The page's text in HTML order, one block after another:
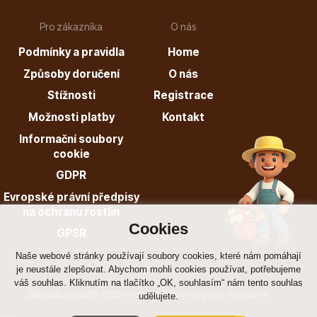
Cookies
Naše webové stránky používají soubory cookies, které nám pomáhají
je neustále zlepšovat. Abychom mohli cookies používat, potřebujeme
váš souhlas. Kliknutím na tlačítko „OK, souhlasím“ nám tento souhlas
udělujete.
Listnaté stromy
Bambusy
Dekorace
Pro zákazníka
Podmínky a pravidla
Způsoby doručení
Stížnosti
Možnosti platby
Informační soubory
cookie
GDPR
Evropské právní předpisy
na ochranu rostlin
GPSR
O nás
Home
O nás
Registrace
Kontakt
© 2026 Stromo.cz Všechna práva vyhrazena.